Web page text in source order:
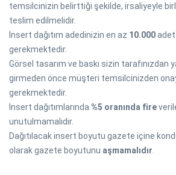
temsilcinizin belirttiği şekilde, irsaliyeyle
teslim edilmelidir.
İnsert dağıtım adedinizin en az 10.000adet
gerekmektedir.
Görsel tasarım ve baskı sizin tarafınızdan
girmeden önce müşteri temsilcinizden
gerekmektedir.
İnsert dağıtımlarında%5 oranında fire
unutulmamalıdır.
Dağıtılacak insert boyutu gazete içine
olarak gazete boyutunu aşmamalıdır.